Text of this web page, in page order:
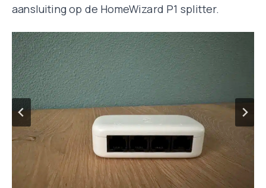
aansluiting op de HomeWizard P1 splitter.